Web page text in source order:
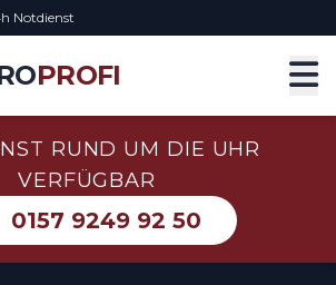
Notdienst
PROFI
RUND UM DIE UHR
VERFÜGBAR
0157 9249 92 50